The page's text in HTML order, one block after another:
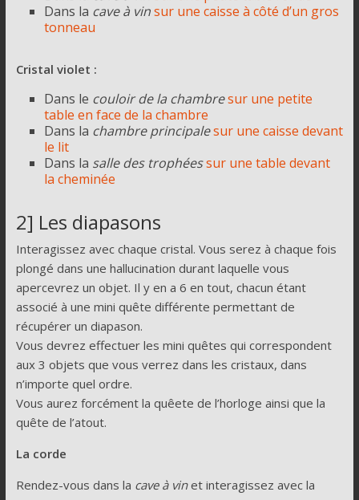
Dans la cave à vinsur une caisse à côté d’un gros
tonneau
Cristal violet :
Dans le couloir de la chambresur une petite
table en face de la chambre
Dans la chambre principalesur une caisse devant
le lit
Dans la salle des trophéessur une table devant
la cheminée
2] Les diapasons
Interagissez avec chaque cristal. Vous serez à chaque fois
plongé dans une hallucination durant laquelle vous
apercevrez un objet. Il y en a 6 en tout, chacun étant
associé à une mini quête différente permettant de
récupérer un diapason.
Vous devrez effectuer les mini quêtes qui correspondent
aux 3 objets que vous verrez dans les cristaux, dans
n’importe quel ordre.
Vous aurez forcément la quêete de l’horloge ainsi que la
quête de l’atout.
La corde
Rendez-vous dans la cave à vinet interagissez avec la